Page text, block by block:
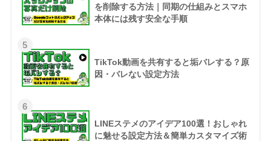
を削除する方法｜同期の仕組みとスマホ
本体には残す安全な手順
5
TikTok動画を共有すると垢バレする？原
因・バレない設定方法
6
LINEステメのアイデア100選！おしゃれ
に魅せる設定方法＆簡単カスタマイズ術